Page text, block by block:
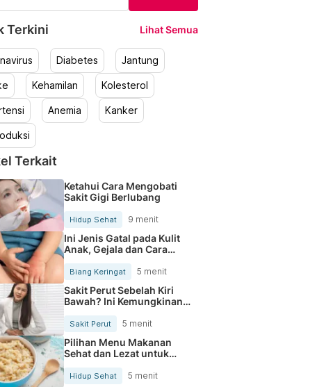
Terkini Lihat Semua
Diabetes Jantung
Kehamilan Kolesterol
Anemia Kanker
Terkait
Ketahui Cara Mengobati
Sakit Gigi Berlubang
Hidup Sehat 9 menit
Ini Jenis Gatal pada Kulit
Anak, Gejala dan Cara
Mengobatinya
Biang Keringat 5 menit
Sakit Perut Sebelah Kiri
Bawah? Ini Kemungkinan
Sakit Perut 5 menit
Pilihan Menu Makanan
Sehat dan Lezat untuk
Mengurangi Kolesterol
Hidup Sehat 5 menit